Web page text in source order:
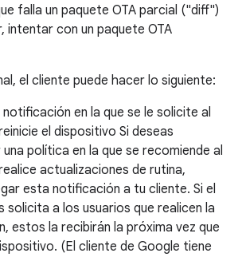
falla un paquete OTA parcial ("diff")
intentar con un paquete OTA
el cliente puede hacer lo siguiente:
en la que se le solicite al
el dispositivo Si deseas
política en la que se recomiende al
actualizaciones de rutina,
esta notificación a tu cliente. Si el
solicita a los usuarios que realicen la
estos la recibirán la próxima vez que
(El cliente de Google tiene